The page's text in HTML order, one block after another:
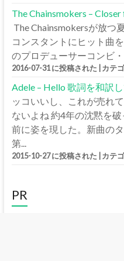
The Chainsmokers –
The Chainsmokersが放つ
コンスタントにヒット曲
のプロデューサーコンビ・
2016-07-31 に投稿された カテ
Adele – Hello 歌詞を和訳
ッコいいし、これが売れ
ないよね 約4年の沈黙を
前に姿を現した。新曲の
第...
2015-10-27 に投稿された カテ
PR